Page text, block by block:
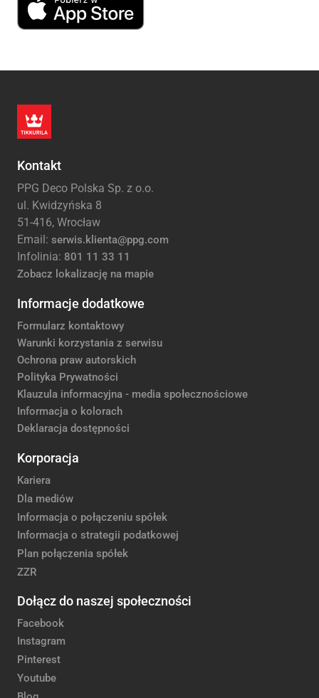
Kontakt
PPG Deco Polska Sp. z o.o.
ul. Kwidzyńska 8
51-416, Wrocław
Email: serwis.klienta@ppg.com
Infolinia: 801 11 33 11
Zobacz lokalizację na mapie
Informacje dodatkowe
Formularz kontaktowy
Warunki korzystania z serwisu
Ochrona praw autorskich
Polityka Prywatności
Klauzula informacyjna - media społecznościowe
Informacja o kolorach
Deklaracja dostępności
Korporacja
Kariera
Dla mediów
Informacja o połączeniu spółek
Informacja o strategii podatkowej
Plan połączenia spółek
ZZR
Dołącz do naszej społeczności
Facebook
Instagram
Pinterest
Youtube